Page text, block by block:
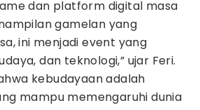
dan platform digital masa
gamelan yang
ini menjadi event yang
dan teknologi,” ujar Feri.
kebudayaan adalah
mampu memengaruhi dunia